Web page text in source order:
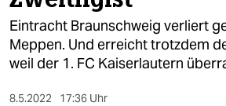
öko
gesellschaft
Eintracht Braunschweig verliert
Meppen. Und erreicht trotzdem
weil der 1. FC Kaiserlautern
8.5.2022 17:36 Uhr